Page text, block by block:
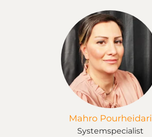
Mahro Pourheidari
Systemspecialist